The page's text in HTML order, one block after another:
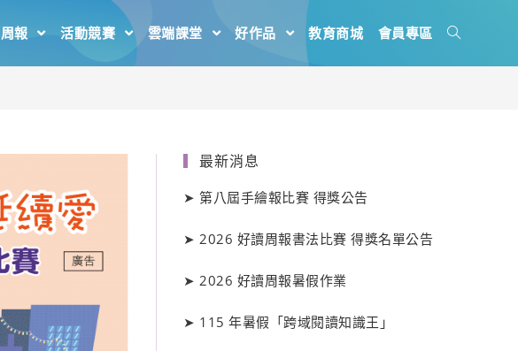
報 活動競賽 雲端課堂 好作品 教育商城 會員專區
最新消息
➤ 第八屆手繪報比賽 得獎公告
➤ 2026 好讀周報書法比賽 得獎名單公告
➤ 2026 好讀周報暑假作業
➤ 115 年暑假「跨域閱讀知識王」